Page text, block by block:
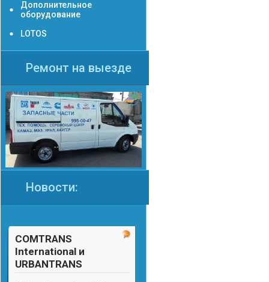
Дополнительное
оборудование
LOTOS
Ремонт на выезде
Новости:
COMTRANS
International и
URBANTRANS